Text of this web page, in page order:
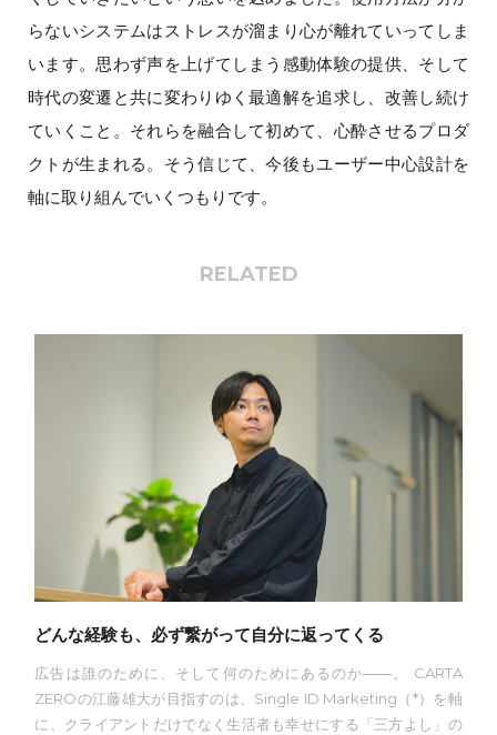
らないシステムはストレスが溜まり心が離れていってしま
います。思わず声を上げてしまう感動体験の提供、そして
時代の変遷と共に変わりゆく最適解を追求し、改善し続け
ていくこと。それらを融合して初めて、心酔させるプロダ
クトが生まれる。そう信じて、今後もユーザー中心設計を
軸に取り組んでいくつもりです。
RELATED
どんな経験も、必ず繋がって自分に返ってくる
広告は誰のために、そして何のためにあるのか——。 CARTA
ZEROの江藤雄大が目指すのは、Single ID Marketing（*）を軸
に、クライアントだけでなく生活者も幸せにする「三方よし」の